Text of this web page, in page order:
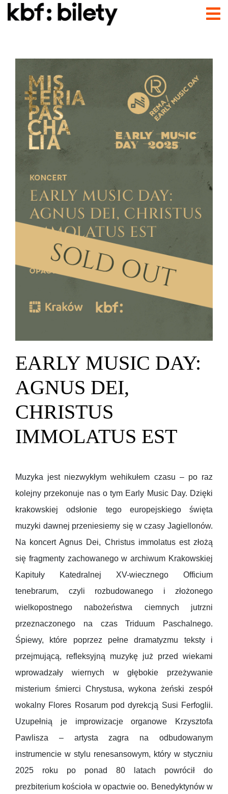
EARLY MUSIC DAY:
AGNUS DEI,
CHRISTUS
IMMOLATUS EST
Muzyka jest niezwykłym wehikułem czasu – po raz
kolejny przekonuje nas o tym Early Music Day. Dzięki
krakowskiej odsłonie tego europejskiego święta
muzyki dawnej przeniesiemy się w czasy Jagiellonów.
Na koncert Agnus Dei, Christus immolatus est złożą
się fragmenty zachowanego w archiwum Krakowskiej
Kapituły Katedralnej XV-wiecznego Officium
tenebrarum, czyli rozbudowanego i złożonego
wielkopostnego nabożeństwa ciemnych jutrzni
przeznaczonego na czas Triduum Paschalnego.
Śpiewy, które poprzez pełne dramatyzmu teksty i
przejmującą, refleksyjną muzykę już przed wiekami
wprowadzały wiernych w głębokie przeżywanie
misterium śmierci Chrystusa, wykona żeński zespół
wokalny Flores Rosarum pod dyrekcją Susi Ferfoglii.
Uzupełnią je improwizacje organowe Krzysztofa
Pawlisza – artysta zagra na odbudowanym
instrumencie w stylu renesansowym, który w styczniu
2025 roku po ponad 80 latach powrócił do
prezbiterium kościoła w opactwie oo. Benedyktynów w